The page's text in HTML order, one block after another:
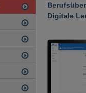
Digitale